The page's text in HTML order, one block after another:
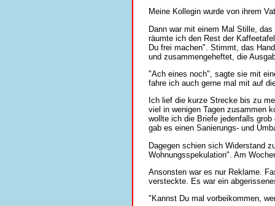
Meine Kollegin wurde von ihrem
Dann war mit einem Mal Stille,
räumte ich den Rest der
Du frei machen". Stimmt, das
und zusammengeheftet, die
"Ach eines noch", sagte sie mit
fahre ich auch gerne mal mit auf
Ich lief die kurze Strecke bis zu
viel in wenigen Tagen zusammen
wollte ich die Briefe jedenfalls
gab es einen Sanierungs- und
Dagegen schien sich Widerstand
Wohnungsspekulation". Am
Ansonsten war es nur Reklame.
versteckte. Es war ein
"Kannst Du mal vorbeikommen,